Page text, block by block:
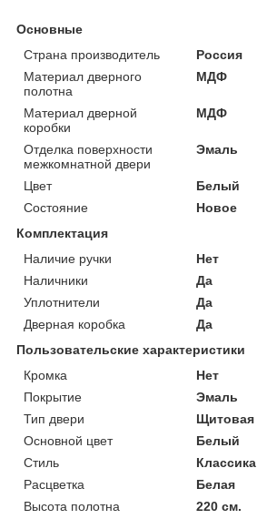
Основные
Страна производитель
Россия
Материал дверного
полотна
МДФ
Материал дверной
коробки
МДФ
Отделка поверхности
межкомнатной двери
Эмаль
Цвет
Белый
Состояние
Новое
Комплектация
Наличие ручки
Нет
Наличники
Да
Уплотнители
Да
Дверная коробка
Да
Пользовательские характеристики
Кромка
Нет
Покрытие
Эмаль
Тип двери
Щитовая
Основной цвет
Белый
Стиль
Классика
Расцветка
Белая
Высота полотна
220 см.